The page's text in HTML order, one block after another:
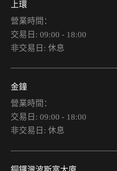
上環
營業時間：
交易日: 09:00 - 18:00
非交易日: 休息
金鐘
營業時間：
交易日: 09:00 - 18:00
非交易日: 休息